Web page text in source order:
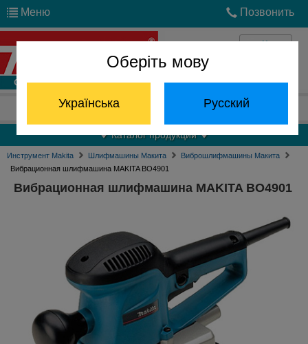
Оберіть мову
Українська Русский
Меню Позвонить
Войти
Отдел запчастей: (068) 824-24-24
Каталог продукции
Инструмент Makita Шлифмашины Макита
Виброшлифмашины Макита
Вибрационная шлифмашина MAKITA BO4901
Вибрационная шлифмашина MAKITA BO4901